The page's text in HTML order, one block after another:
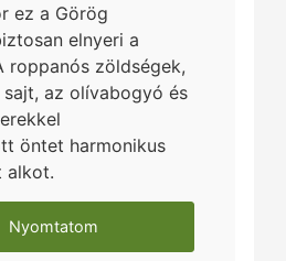
ez a Görög
elnyeri a
roppanós zöldségek,
az olívabogyó és
öntet harmonikus
alkot.
Nyomtatom